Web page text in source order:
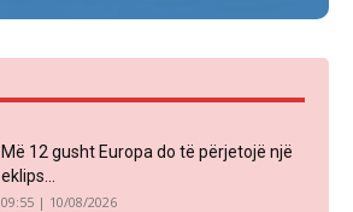
Më 12 gusht Europa do të përjetojë një
eklips...
09:55 | 10/08/2026